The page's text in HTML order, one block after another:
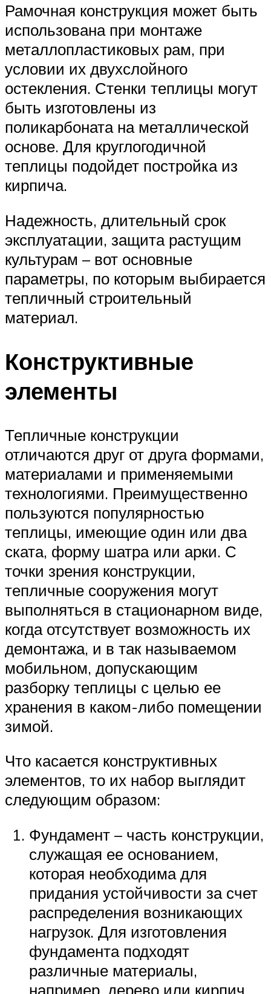
Рамочная конструкция может быть
использована при монтаже
металлопластиковых рам, при
условии их двухслойного
остекления. Стенки теплицы могут
быть изготовлены из
поликарбоната на металлической
основе. Для круглогодичной
теплицы подойдет постройка из
кирпича.
Надежность, длительный срок
эксплуатации, защита растущим
культурам – вот основные
параметры, по которым выбирается
тепличный строительный
материал.
Конструктивные
элементы
Тепличные конструкции
отличаются друг от друга формами,
материалами и применяемыми
технологиями. Преимущественно
пользуются популярностью
теплицы, имеющие один или два
ската, форму шатра или арки. С
точки зрения конструкции,
тепличные сооружения могут
выполняться в стационарном виде,
когда отсутствует возможность их
демонтажа, и в так называемом
мобильном, допускающим
разборку теплицы с целью ее
хранения в каком-либо помещении
зимой.
Что касается конструктивных
элементов, то их набор выглядит
следующим образом:
Фундамент – часть конструкции,
служащая ее основанием,
которая необходима для
придания устойчивости за счет
распределения возникающих
нагрузок. Для изготовления
фундамента подходят
различные материалы,
например, дерево или кирпич.